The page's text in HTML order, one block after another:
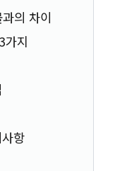
의 차이
가지
항